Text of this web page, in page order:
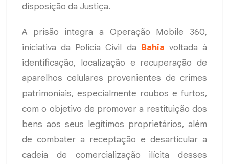
disposição da Justiça.
A prisão integra a Operação Mobile 360,
iniciativa da Polícia Civil da Bahia voltada à
identificação, localização e recuperação de
aparelhos celulares provenientes de crimes
patrimoniais, especialmente roubos e furtos,
com o objetivo de promover a restituição dos
bens aos seus legítimos proprietários, além
de combater a receptação e desarticular a
cadeia de comercialização ilícita desses